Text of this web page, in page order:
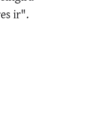
ir".